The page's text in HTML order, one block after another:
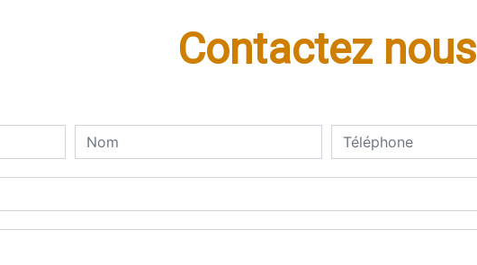
Contactez nous